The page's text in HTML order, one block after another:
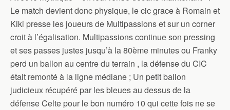
Le match devient donc physique, le cic grace à Romain et
Kiki presse les joueurs de Multipassions et sur un corner
croit à l’égalisation. Multipassions continue son pressing
et ses passes justes jusqu’à la 80ème minutes ou Franky
perd un ballon au centre du terrain , la défense du CIC
était remonté à la ligne médiane ; Un petit ballon
judicieux récupéré par les bleues au dessus de la
défense Celte pour le bon numéro 10 qui cette fois ne se